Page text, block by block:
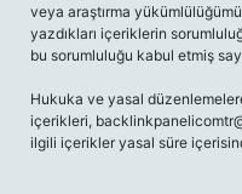
veya araştırma
yazdıkları içeriklerin
bu sorumluluğu kabul etmiş
Hukuka ve yasal
içerikleri,
ilgili içerikler yasal süre